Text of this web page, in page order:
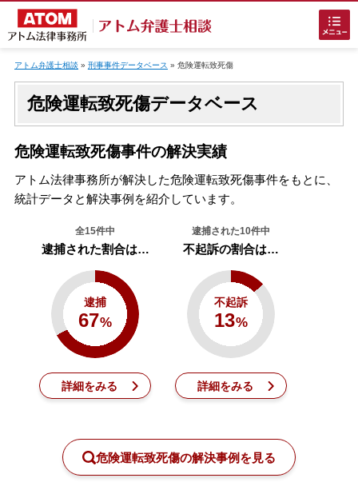
ホームに戻る
刑事事件でお困りの方
刑事事件の無料相談
接見・面会を弁護士に依頼
刑事事件を示談で解決したい
アトムについて知りたい方
アトム弁護士相談 » 刑事事件データベース » 危険運転致死傷
危険運転致死傷データベース
危険運転致死傷事件の解決実績
アトム法律事務所が解決した危険運転致死傷事件をもとに、
統計データと解決事例を紹介しています。
全15件中
逮捕された割合は…
逮捕
67%
詳細をみる
逮捕された10件中
不起訴の割合は…
不起訴
13%
詳細をみる
危険運転致死傷の解決事例を見る